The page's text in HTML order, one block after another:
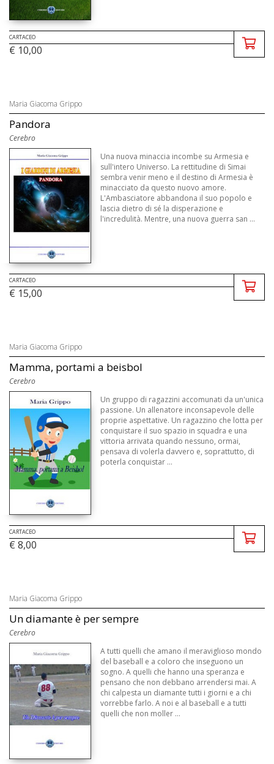
CARTACEO
€ 10,00
Maria Giacoma Grippo
Pandora
Cerebro
Una nuova minaccia incombe su Armesia e
sull'intero Universo. La rettitudine di Simai
sembra venir meno e il destino di Armesia è
minacciato da questo nuovo amore.
L'Ambasciatore abbandona il suo popolo e
lascia dietro di sé la disperazione e
l'incredulità. Mentre, una nuova guerra san ...
CARTACEO
€ 15,00
Maria Giacoma Grippo
Mamma, portami a beisbol
Cerebro
Un gruppo di ragazzini accomunati da un'unica
passione. Un allenatore inconsapevole delle
proprie aspettative. Un ragazzino che lotta per
conquistare il suo spazio in squadra e una
vittoria arrivata quando nessuno, ormai,
pensava di volerla davvero e, soprattutto, di
poterla conquistar ...
CARTACEO
€ 8,00
Maria Giacoma Grippo
Un diamante è per sempre
Cerebro
A tutti quelli che amano il meraviglioso mondo
del baseball e a coloro che inseguono un
sogno. A quelli che hanno una speranza e
pensano che non debbano arrendersi mai. A
chi calpesta un diamante tutti i giorni e a chi
vorrebbe farlo. A noi e al baseball e a tutti
quelli che non moller ...